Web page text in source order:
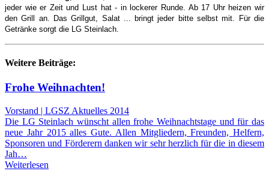
jeder wie er Zeit und Lust hat - in lockerer Runde. Ab 17 Uhr heizen wir
den Grill an. Das Grillgut, Salat ... bringt jeder bitte selbst mit. Für die
Getränke sorgt die LG Steinlach.
Weitere Beiträge:
Frohe Weihnachten!
Vorstand | LGSZ Aktuelles 2014
Die LG Steinlach wünscht allen frohe Weihnachtstage und für das
neue Jahr 2015 alles Gute. Allen Mitgliedern, Freunden, Helfern,
Sponsoren und Förderern danken wir sehr herzlich für die in diesem
Jah…
Weiterlesen